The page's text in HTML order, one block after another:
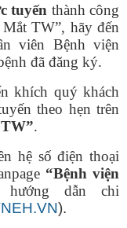
tuyến thành công
TW”, hãy đến
viên Bệnh viện
đã đăng ký.
khích quý khách
theo hẹn trên
.
hệ số điện thoại
“Bệnh viện
dẫn chi
).